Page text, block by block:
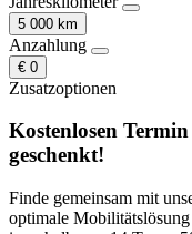
5 000 km
Anzahlung
€ 0
Zusatzoptionen
Kostenlosen
geschenkt!
Finde gemeinsam mit
optimale